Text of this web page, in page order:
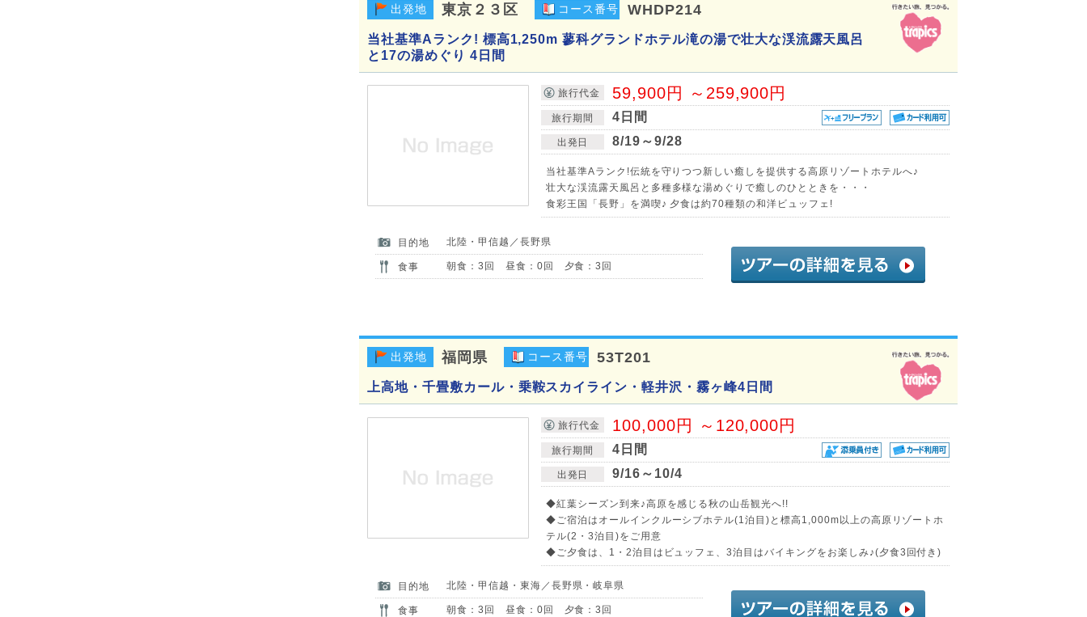
出発地 東京２３区 コース番号 WHDP214
当社基準Aランク! 標高1,250m 蓼科グランドホテル滝の湯で壮大な渓流露天風呂
と17の湯めぐり 4日間
旅行代金 59,900円 ～259,900円
旅行期間 4日間
出発日 8/19～9/28
当社基準Aランク!伝統を守りつつ新しい癒しを提供する高原リゾートホテルへ♪
壮大な渓流露天風呂と多種多様な湯めぐりで癒しのひとときを・・・
食彩王国「長野」を満喫♪ 夕食は約70種類の和洋ビュッフェ!
目的地 北陸・甲信越／長野県
食事 朝食：3回 昼食：0回 夕食：3回
出発地 福岡県 コース番号 53T201
上高地・千畳敷カール・乗鞍スカイライン・軽井沢・霧ヶ峰4日間
旅行代金 100,000円 ～120,000円
旅行期間 4日間
出発日 9/16～10/4
◆紅葉シーズン到来♪高原を感じる秋の山岳観光へ!!
◆ご宿泊はオールインクルーシブホテル(1泊目)と標高1,000m以上の高原リゾートホ
テル(2・3泊目)をご用意
◆ご夕食は、1・2泊目はビュッフェ、3泊目はバイキングをお楽しみ♪(夕食3回付き)
目的地 北陸・甲信越・東海／長野県・岐阜県
食事 朝食：3回 昼食：0回 夕食：3回